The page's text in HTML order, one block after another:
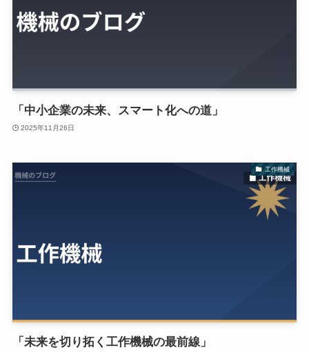
「中小企業の未来、スマート化への道」
2025年11月26日
工作機械
「未来を切り拓く工作機械の最前線」